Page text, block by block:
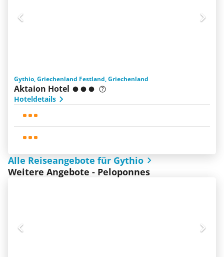
Gythio, Griechenland Festland, Griechenland
Aktaion Hotel
Hoteldetails
Alle Reiseangebote für Gythio
Weitere Angebote - Peloponnes